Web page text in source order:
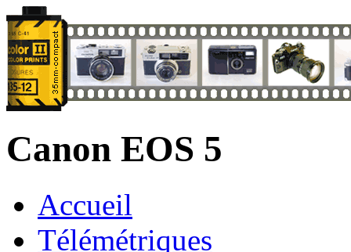
Canon EOS 5
Accueil
Télémétriques